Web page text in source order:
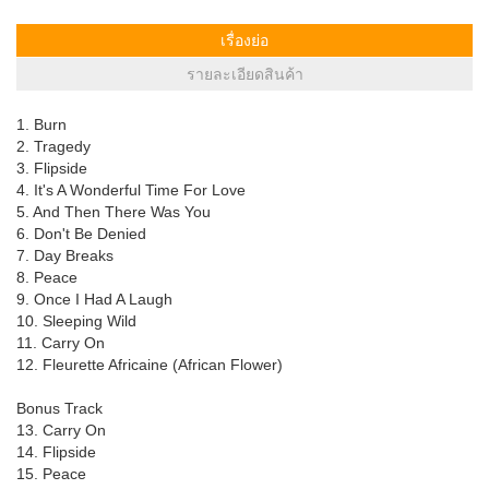
เรื่องย่อ
รายละเอียดสินค้า
1. Burn
2. Tragedy
3. Flipside
4. It's A Wonderful Time For Love
5. And Then There Was You
6. Don't Be Denied
7. Day Breaks
8. Peace
9. Once I Had A Laugh
10. Sleeping Wild
11. Carry On
12. Fleurette Africaine (African Flower)
Bonus Track
13. Carry On
14. Flipside
15. Peace